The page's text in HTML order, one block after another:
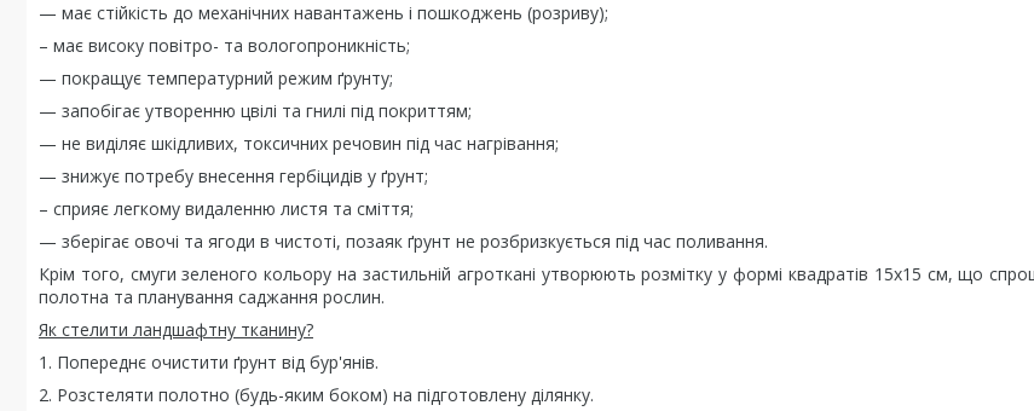
— має стійкість до механічних навантажень і пошкоджень (розриву);
– має високу повітро- та вологопроникність;
— покращує температурний режим ґрунту;
— запобігає утворенню цвілі та гнилі під покриттям;
— не виділяє шкідливих, токсичних речовин під час нагрівання;
— знижує потребу внесення гербіцидів у ґрунт;
– сприяє легкому видаленню листя та сміття;
— зберігає овочі та ягоди в чистоті, позаяк ґрунт не розбризкується під час поливання.
Крім того, смуги зеленого кольору на застильній агроткані утворюють розмітку у формі квадратів 15х15 см, що
полотна та планування саджання рослин.
Як стелити ландшафтну тканину?
1. Попереднє очистити ґрунт від бур'янів.
2. Розстеляти полотно (будь-яким боком) на підготовлену ділянку.